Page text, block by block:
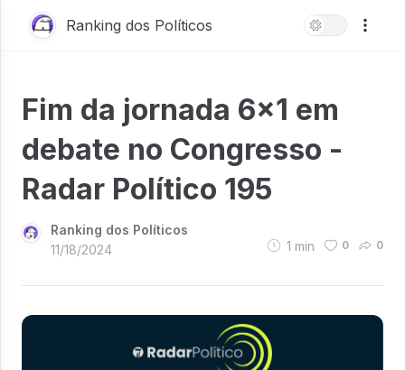
Ranking dos Políticos
Fim da jornada 6x1 em
debate no Congresso -
Radar Político 195
Ranking dos Políticos
11/18/2024
1 min 0 0